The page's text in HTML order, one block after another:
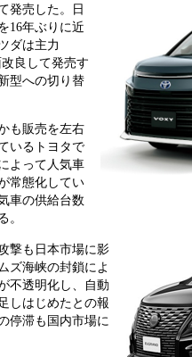
発売した。日
16年ぶりに近
ダは主力
良して発売す
型への切り替
も販売を左右
いるトヨタで
よって人気車
常態化してい
車の供給台数
。
撃も日本市場に影
ズ海峡の封鎖によ
不透明化し、自動
しはじめたとの報
停滞も国内市場に